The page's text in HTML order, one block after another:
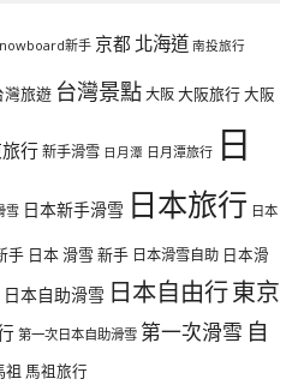
新手 京都 北海道 南投旅行
灣旅遊 台灣景點大阪大阪旅行大阪
行新手滑雪 日月潭 日月潭旅行 日
雪 日本新手滑雪 日本旅行 日本
手 日本 滑雪 新手 日本滑雪自助 日本滑
日本自助滑雪 日本自由行東京
第一次日本自助滑雪 第一次滑雪 自
祖 馬祖旅行